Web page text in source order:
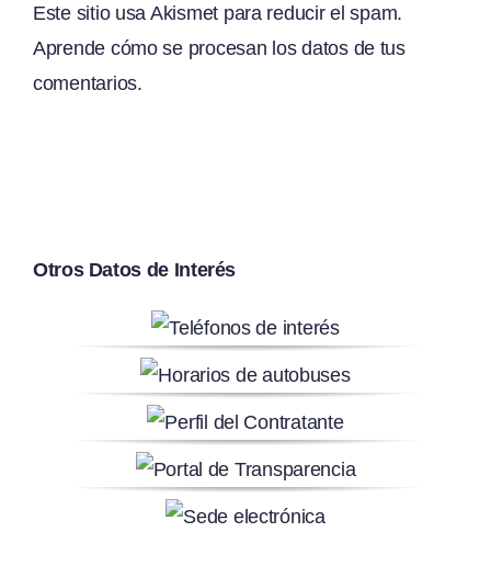
Este sitio usa Akismet para reducir el spam.
Aprende cómo se procesan los datos de tus
comentarios.
Otros Datos de Interés